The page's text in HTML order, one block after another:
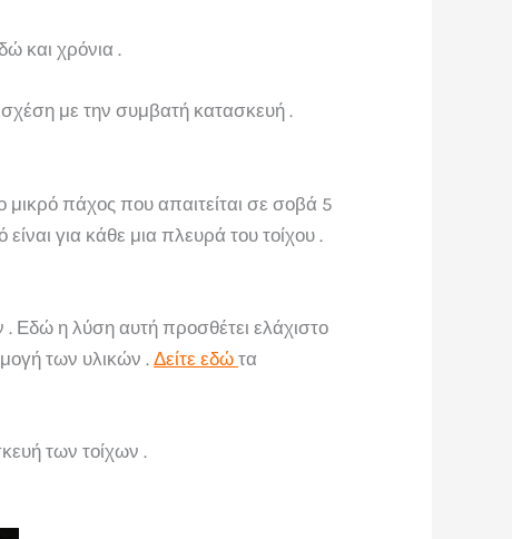
και χρόνια .
σχέση με την συμβατή κατασκευή .
πάχος που απαιτείται σε σοβά 5
για κάθε μια πλευρά του τοίχου .
. Εδώ η λύση αυτή προσθέτει ελάχιστο
των υλικών . Δείτε εδώ τα
των τοίχων .